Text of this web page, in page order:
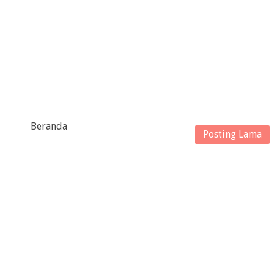
Posting Lama
Beranda